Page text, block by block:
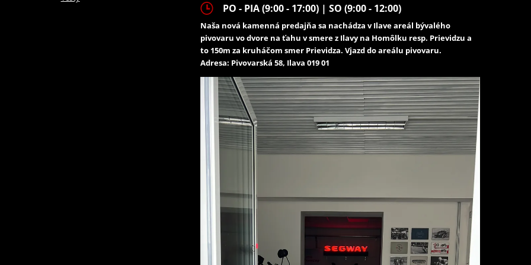
PO - PIA (9:00 - 17:00) | SO (9:00 - 12:00)
Naša nová kamenná predajňa sa nachádza v Ilave areál bývalého
pivovaru vo dvore na ťahu v smere z Ilavy na Homôlku resp. Prievidzu a
to 150m za kruháčom smer Prievidza. Vjazd do areálu pivovaru.
Adresa: Pivovarská 58, Ilava 019 01